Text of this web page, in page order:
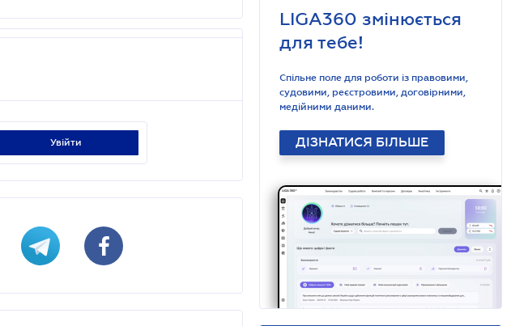
увійти
LIGA360 змінюється
для тебе!
Спільне поле для роботи із правовими,
судовими, реєстровими, договірними,
медійними даними.
ДІЗНАТИСЯ БІЛЬШЕ